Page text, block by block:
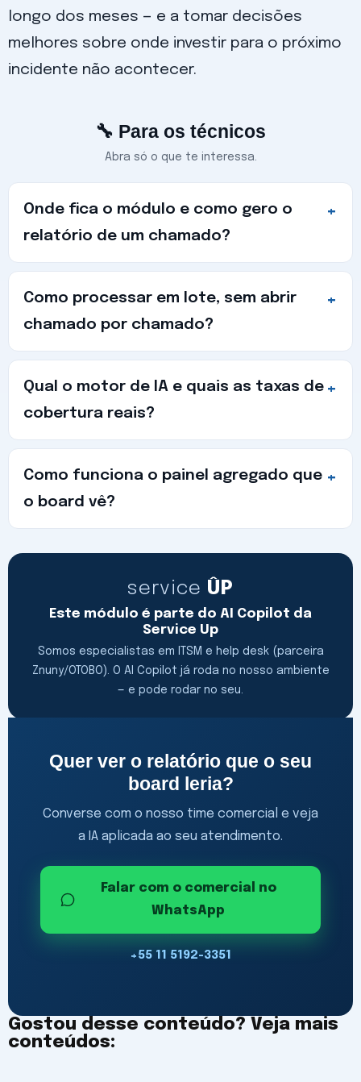
longo dos meses — e a tomar decisões
melhores sobre onde investir para o próximo
incidente não acontecer.
🔧 Para os técnicos
Abra só o que te interessa.
Onde fica o módulo e como gero o
relatório de um chamado?
Como processar em lote, sem abrir
chamado por chamado?
Qual o motor de IA e quais as taxas de
cobertura reais?
Como funciona o painel agregado que
o board vê?
service ÛP
Este módulo é parte do AI Copilot da
Service Up
Somos especialistas em ITSM e help desk (parceira
Znuny/OTOBO). O AI Copilot já roda no nosso ambiente
— e pode rodar no seu.
Quer ver o relatório que o seu
board leria?
Converse com o nosso time comercial e veja
a IA aplicada ao seu atendimento.
Falar com o comercial no
WhatsApp
+55 11 5192-3351
Gostou desse conteúdo? Veja mais
conteúdos: